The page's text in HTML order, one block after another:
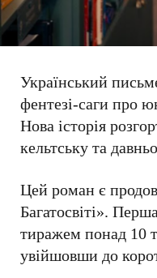
Український
фентезі-саги про
Нова історія
кельтську та
Цей роман є
Багатосвіті».
тиражем понад 10
увійшовши до